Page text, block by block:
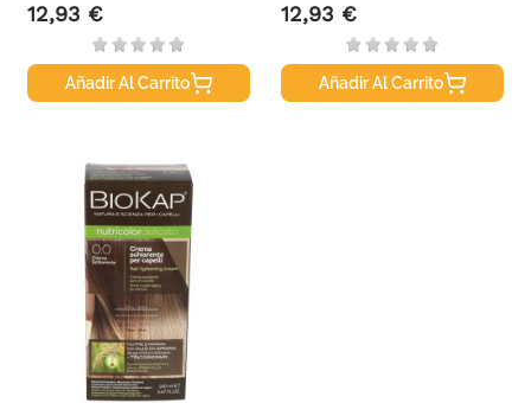
Precio
12,93 €
Añadir Al Carrito
Precio
12,93 €
Añadir Al Carrito